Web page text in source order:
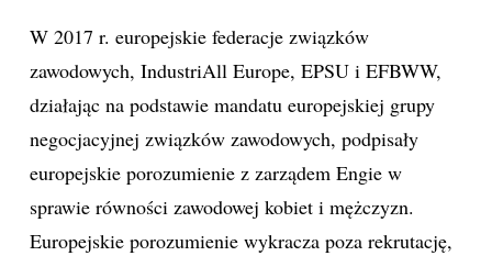
W 2017 r. europejskie federacje związków
zawodowych, IndustriAll Europe, EPSU i EFBWW,
działając na podstawie mandatu europejskiej grupy
negocjacyjnej związków zawodowych, podpisały
europejskie porozumienie z zarządem Engie w
sprawie równości zawodowej kobiet i mężczyzn.
Europejskie porozumienie wykracza poza rekrutację,